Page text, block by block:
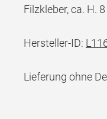
Filzkleber, ca. H.
Hersteller-ID:
Lieferung ohne